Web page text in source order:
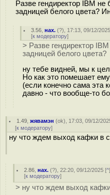
Разве гендиректор IBM
задницей белого цвета?
3.56 ,нах. (?), 17:13, 09/12/
[к модератору]
> Разве гендиректор
задницей белого цвета?
ну тебе видней, мы к
Но как это помешает
(если конечно сама эта
давно - что вообще-то
1.49 ,жявамэн (ok), 17:03, 09/12/
[к модератору]
ну что ждем выход кафки в
2.86 ,нах. (?), 22:20, 09/12/2025 [^
[к модератору]
> ну что ждем выход